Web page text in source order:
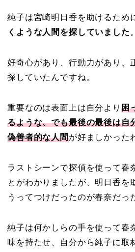
純子は宮崎明日香を助けるため
くような人間を探していました。
好奇心があり、行動力があり、
探していたんですね。
重要なのは表面上は自分より 困
るような、でも最後の最後は自
偽善者的な人間が好ましかった
ラストシーンで探偵を使って春
とがわかりましたが、明日香を
うってつけだったのが春奈だっ
純子は何かしらの手を使って春
味を持たせ、自分から純子に取